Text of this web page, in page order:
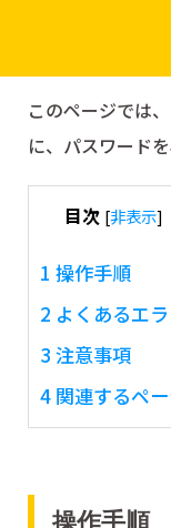
このページでは
に、パスワード
目次 [非表示]
1 操作手順
2 よくあるエ
3 注意事項
4関連するペ
操作手順